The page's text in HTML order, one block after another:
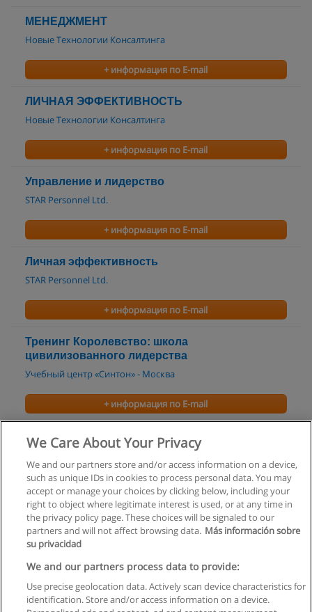
МЕНЕДЖМЕНТ
Новые Технологии Консалтинга
+ информация по E-mail
ЛИЧНАЯ ЭФФЕКТИВНОСТЬ
Новые Технологии Консалтинга
+ информация по E-mail
Управление и лидерство
STAR Personnel Ltd.
+ информация по E-mail
Личная эффективность
STAR Personnel Ltd.
+ информация по E-mail
Тренинг Королевство: школа
цивилизованного лидерства
Учебный центр «Синтон» - Москва
+ информация по E-mail
Тренинг Я — предприниматель?!
+ информация по E-mail
Правила пользования
Конфиденциальность информации
We Care About Your Privacy
We and our partners store and/or access information on a device,
such as unique IDs in cookies to process personal data. You may
accept or manage your choices by clicking below, including your
right to object where legitimate interest is used, or at any time in
the privacy policy page. These choices will be signaled to our
partners and will not affect browsing data. Más información sobre
su privacidad
We and our partners process data to provide:
Use precise geolocation data. Actively scan device characteristics for
identification. Store and/or access information on a device.